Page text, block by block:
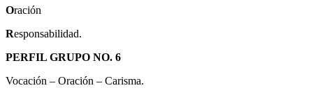
Oración
Responsabilidad.
PERFIL GRUPO NO. 6
Vocación – Oración – Carisma.